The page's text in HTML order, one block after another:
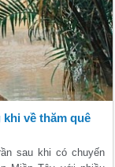
về thăm quê
sau khi có chuyến